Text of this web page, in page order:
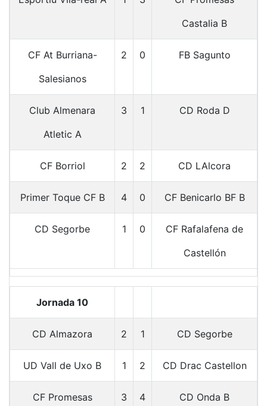
Castalia B
CF At Burriana-
Salesianos
2 0 FB Sagunto
Club Almenara
Atletic A
3 1 CD Roda D
CF Borriol 2 2 CD LAlcora
Primer Toque CF B 4 0 CF Benicarlo BF B
CD Segorbe 1 0
CF Rafalafena de
Castellón
Jornada 10
CD Almazora 2 1 CD Segorbe
UD Vall de Uxo B 1 2 CD Drac Castellon
CF Promesas
3 4 CD Onda B